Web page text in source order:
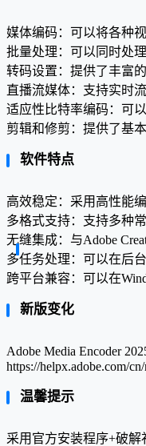
媒体编码：可以将各种
批量处理：可以同时处
转码设置：提供了丰富
直播流媒体：支持实时
适应性比特率编码：可
剪辑和修剪：提供了基
软件特点
高效稳定：采用高性能
多格式支持：支持多种
无缝集成：与Adobe
多任务处理：可以在后
跨平台兼容：可以在
新版变化
Adobe Media Encoder
https://helpx.adobe.com/
温馨提示
采用官方安装程序+破解